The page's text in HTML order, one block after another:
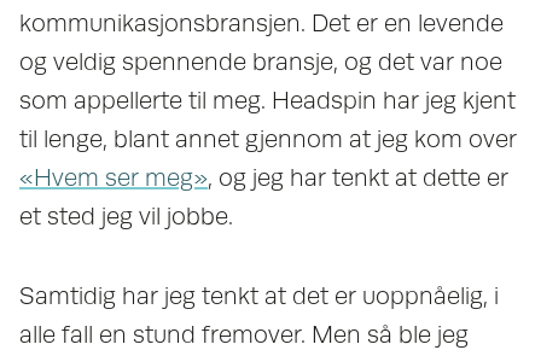
kommunikasjonsbransjen. Det er en levende
og veldig spennende bransje, og det var noe
som appellerte til meg. Headspin har jeg kjent
til lenge, blant annet gjennom at jeg kom over
«Hvem ser meg», og jeg har tenkt at dette er
et sted jeg vil jobbe.
Samtidig har jeg tenkt at det er uoppnåelig, i
alle fall en stund fremover. Men så ble jeg